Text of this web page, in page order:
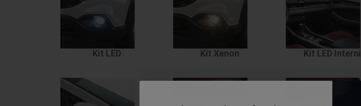
Kit LED Kit Xenon Kit LED Interni